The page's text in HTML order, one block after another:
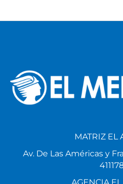
MATRIZ EL
Av. De Las Américas y